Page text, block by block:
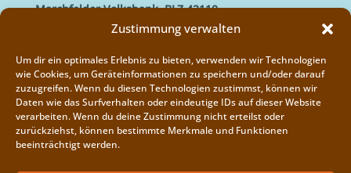
Zustimmung verwalten
Um dir ein optimales Erlebnis zu bieten, verwenden wir Technologien
wie Cookies, um Geräteinformationen zu speichern und/oder darauf
zuzugreifen. Wenn du diesen Technologien zustimmst, können wir
Daten wie das Surfverhalten oder eindeutige IDs auf dieser Website
verarbeiten. Wenn du deine Zustimmung nicht erteilst oder
zurückziehst, können bestimmte Merkmale und Funktionen
beeinträchtigt werden.
Marchfelder Volksbank, BLZ 42110
IBAN: AT66 4211 0421 5000 0000